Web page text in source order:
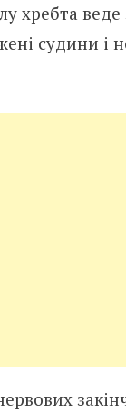
веде
судини і